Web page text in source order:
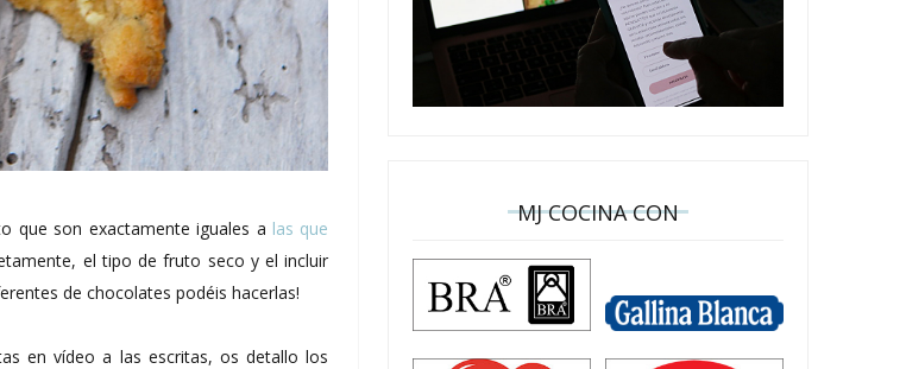
que son exactamente iguales a las que
el tipo de fruto seco y el incluir
de chocolates podéis hacerlas!
en vídeo a las escritas, os detallo los
MJ COCINA CON